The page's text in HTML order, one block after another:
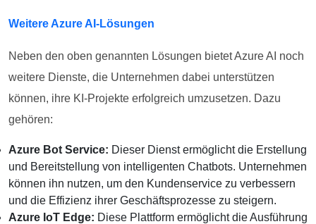
Weitere Azure AI-Lösungen
Neben den oben genannten Lösungen bietet Azure AI noch
weitere Dienste, die Unternehmen dabei unterstützen
können, ihre KI-Projekte erfolgreich umzusetzen. Dazu
gehören:
Azure Bot Service: Dieser Dienst ermöglicht die Erstellung
und Bereitstellung von intelligenten Chatbots. Unternehmen
können ihn nutzen, um den Kundenservice zu verbessern
und die Effizienz ihrer Geschäftsprozesse zu steigern.
Azure IoT Edge: Diese Plattform ermöglicht die Ausführung